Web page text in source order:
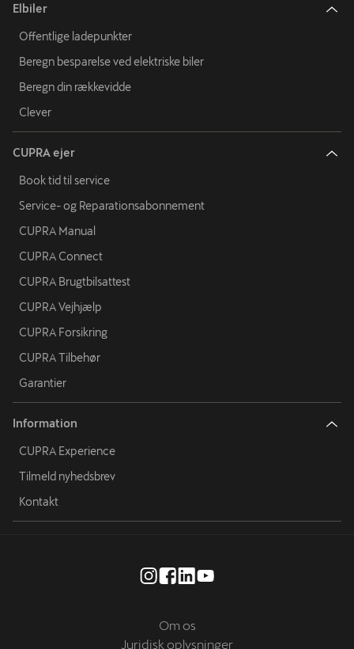
Elbiler
Offentlige ladepunkter
Beregn besparelse ved elektriske biler
Beregn din rækkevidde
Clever
CUPRA ejer
Book tid til service
Service- og Reparationsabonnement
CUPRA Manual
CUPRA Connect
CUPRA Brugtbilsattest
CUPRA Vejhjælp
CUPRA Forsikring
CUPRA Tilbehør
Garantier
Information
CUPRA Experience
Tilmeld nyhedsbrev
Kontakt
Om os
Juridisk oplysninger